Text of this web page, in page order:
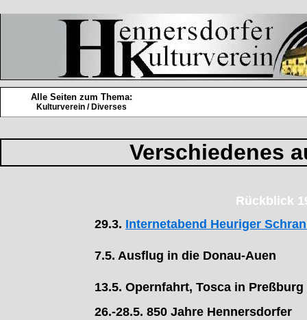
Alle Seiten zum Thema:
Kulturverein / Diverses
Verschiedenes
Rückblick
29.3. Internetabend Heuriger
7.5. Ausflug in die Donau-Auen
13.5. Opernfahrt, Tosca in Preßburg
26.-28.5. 850 Jahre Hennersdorfer